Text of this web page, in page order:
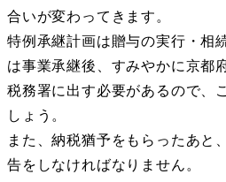
合いが変わってきます。
特例承継計画は贈与の実行・相
は事業承継後、すみやかに京都
税務署に出す必要があるので、
しょう。
また、納税猶予をもらったあと
告をしなければなりません。